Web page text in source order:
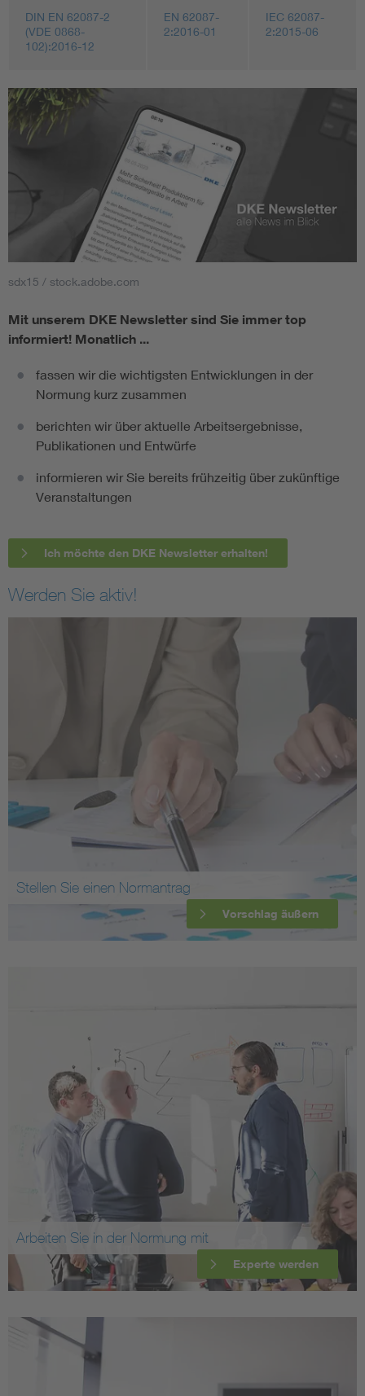
DIN EN 62087-2
(VDE 0868-
102):2016-12
EN 62087-
2:2016-01
IEC 62087-
2:2015-06
sdx15 / stock.adobe.com
Mit unserem DKE Newsletter sind Sie immer top
informiert! Monatlich ...
fassen wir die wichtigsten Entwicklungen in der
Normung kurz zusammen
berichten wir über aktuelle Arbeitsergebnisse,
Publikationen und Entwürfe
informieren wir Sie bereits frühzeitig über zukünftige
Veranstaltungen
Ich möchte den DKE Newsletter erhalten!
Werden Sie aktiv!
Stellen Sie einen Normantrag
Vorschlag äußern
Arbeiten Sie in der Normung mit
Experte werden